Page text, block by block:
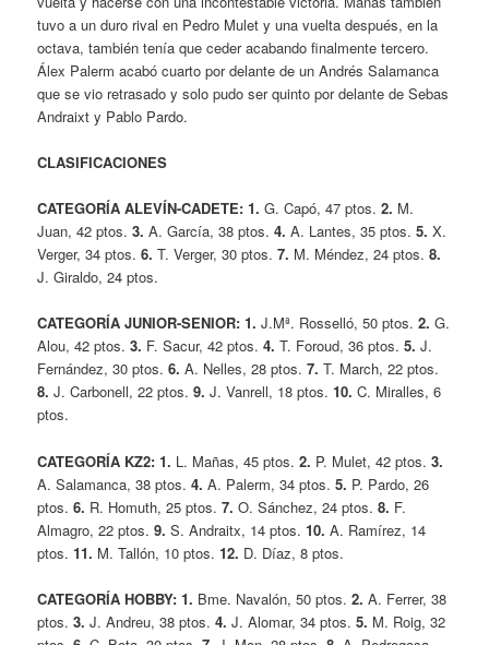
tuvo a un duro rival en Pedro Mulet y una vuelta después, en la
octava, también tenía que ceder acabando finalmente tercero.
Álex Palerm acabó cuarto por delante de un Andrés Salamanca
que se vio retrasado y solo pudo ser quinto por delante de Sebas
Andraixt y Pablo Pardo.
CLASIFICACIONES
CATEGORÍA ALEVÍN-CADETE: 1.G. Capó, 47 ptos.2. M.
Juan, 42 ptos.3.A. García, 38 ptos.4.A. Lantes, 35 ptos.5.X.
Verger, 34 ptos.6.T. Verger, 30 ptos.7. M. Méndez, 24 ptos.8.
J. Giraldo, 24 ptos.
CATEGORÍA JUNIOR-SENIOR: 1.J.Mª. Rosselló, 50 ptos.2.G.
Alou, 42 ptos.3. F. Sacur, 42 ptos.4.T. Foroud, 36 ptos.5.J.
Fernández, 30 ptos.6.A. Nelles, 28 ptos.7.T. March, 22 ptos.
8.J. Carbonell, 22 ptos.9.J. Vanrell, 18 ptos.10.C. Miralles, 6
ptos.
CATEGORÍA KZ2: 1. L. Mañas, 45 ptos.2. P. Mulet, 42 ptos.3.
A. Salamanca, 38 ptos.4.A. Palerm, 34 ptos.5. P. Pardo, 26
ptos.6. R. Homuth, 25 ptos.7.O. Sánchez, 24 ptos.8. F.
Almagro, 22 ptos.9.S. Andraitx, 14 ptos.10.A. Ramírez, 14
ptos.11. M. Tallón, 10 ptos.12. D. Díaz, 8 ptos.
CATEGORÍA HOBBY: 1. Bme. Navalón, 50 ptos.2.A. Ferrer, 38
ptos.3.J. Andreu, 38 ptos.4.J. Alomar, 34 ptos.5. M. Roig, 32